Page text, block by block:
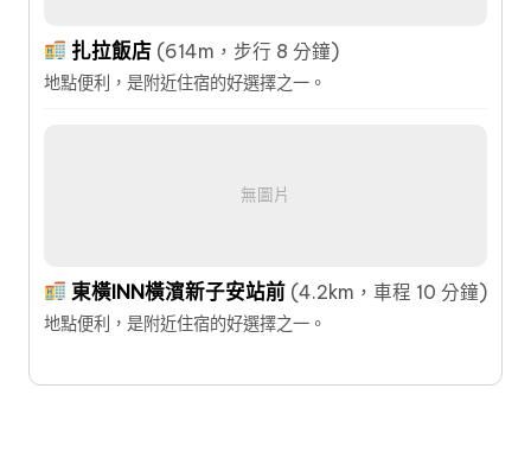
扎拉飯店 (614m，步行 8 分鐘)
地點便利，是附近住宿的好選擇之一。
無圖片
東橫INN橫濱新子安站前 (4.2km，車程 10 分鐘)
地點便利，是附近住宿的好選擇之一。